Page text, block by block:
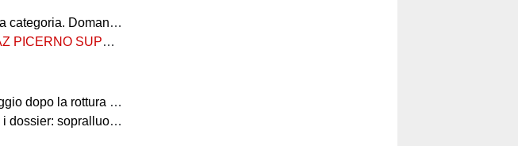
l'attesa per i gironi
SUPERA L’AS MELFI
la rottura del crociato
sopralluogo di Bardi